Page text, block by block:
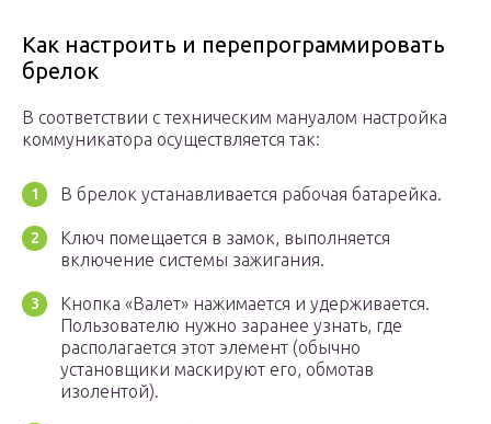
Как настроить и перепрограммировать
брелок
В соответствии с техническим мануалом настройка
коммуникатора осуществляется так:
В брелок устанавливается рабочая батарейка.
Ключ помещается в замок, выполняется
включение системы зажигания.
Кнопка «Валет» нажимается и удерживается.
Пользователю нужно заранее узнать, где
располагается этот элемент (обычно
установщики маскируют его, обмотав
изолентой).